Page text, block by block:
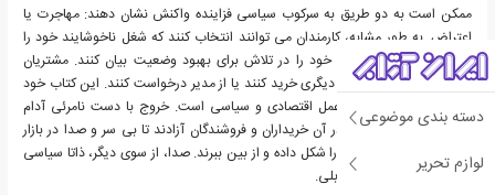
دسته بندی موضوعی
لوازم تحریر
ممکن است به دو طریق به سرکوب سیاسی فزاینده واکنش نشان دهند: مهاجرت یا
اعتراض. به طور مشابه، کارمندان می توانند انتخاب کنند که شغل ناخوشایند خود را
ترک کنند، یا نگرانی های خود را در تلاش برای بهبود وضعیت بیان کنند. مشتریان
ناراضی می توانند از جای دیگری خرید کنند یا از مدیر درخواست کنند. این کتاب خود
نشان دهنده اتحاد بین عمل اقتصادی و سیاسی است. خروج با دست نامرئی آدام
اسمیت همراه است، که در آن خریداران و فروشندگان آزادند تا بی سر و صدا در بازار
حرکت کنند و دائما روابط را شکل داده و از بین ببرند. صدا، از سوی دیگر، ذاتا سیاسی
است و در برخی مواقع تقابلی.